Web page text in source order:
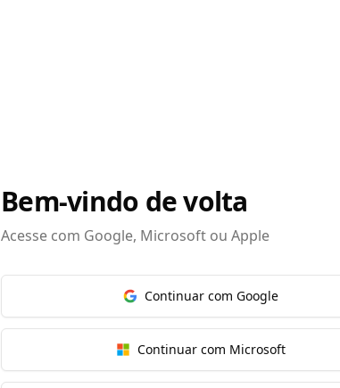
Bem-vindo de volta
Acesse com Google, Microsoft ou Apple
Continuar com Google
Continuar com Microsoft